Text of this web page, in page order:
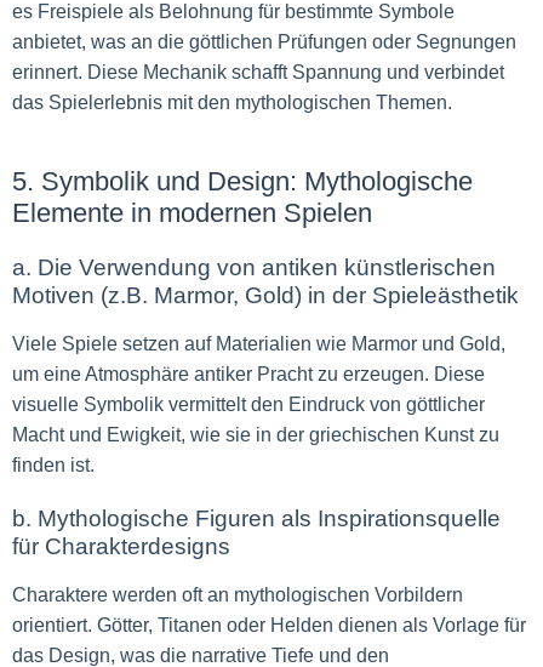
es Freispiele als Belohnung für bestimmte Symbole
anbietet, was an die göttlichen Prüfungen oder Segnungen
erinnert. Diese Mechanik schafft Spannung und verbindet
das Spielerlebnis mit den mythologischen Themen.
5. Symbolik und Design: Mythologische
Elemente in modernen Spielen
a. Die Verwendung von antiken künstlerischen
Motiven (z.B. Marmor, Gold) in der Spieleästhetik
Viele Spiele setzen auf Materialien wie Marmor und Gold,
um eine Atmosphäre antiker Pracht zu erzeugen. Diese
visuelle Symbolik vermittelt den Eindruck von göttlicher
Macht und Ewigkeit, wie sie in der griechischen Kunst zu
finden ist.
b. Mythologische Figuren als Inspirationsquelle
für Charakterdesigns
Charaktere werden oft an mythologischen Vorbildern
orientiert. Götter, Titanen oder Helden dienen als Vorlage für
das Design, was die narrative Tiefe und den